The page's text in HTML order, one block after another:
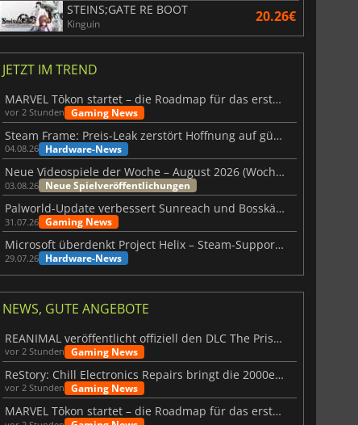
STEINS;GATE RE BOOT
Kinguin 20.26€
JETZT IM TREND
MARVEL Tōkon startet – die Roadmap für das erste Jahr wurde vorgestellt
vor 2 Stunden Gaming News
Steam Frame: Preis-Leak zerstört Hoffnung auf günstiges VR-Headset
04.08.26 Hardware-News
Neue Videospiele der Woche – August 2026 (Woche 32)
03.08.26 Neue Spielveröffentlichungen
Palworld-Update verbessert Sunreach und Bosskämpfe deutlich
31.07.26 Gaming News
Microsoft überdenkt Project Helix – Steam-Support gefährdet
29.07.26 Hardware-News
NEWS, GUTE ANGEBOTE
REANIMAL veröffentlicht offiziell den DLC The Prisoner
vor 2 Stunden Gaming News
ReStory: Chill Electronics Repairs bringt die 2000er zurück
vor 2 Stunden Gaming News
MARVEL Tōkon startet – die Roadmap für das erste Jahr wurde vorgestellt